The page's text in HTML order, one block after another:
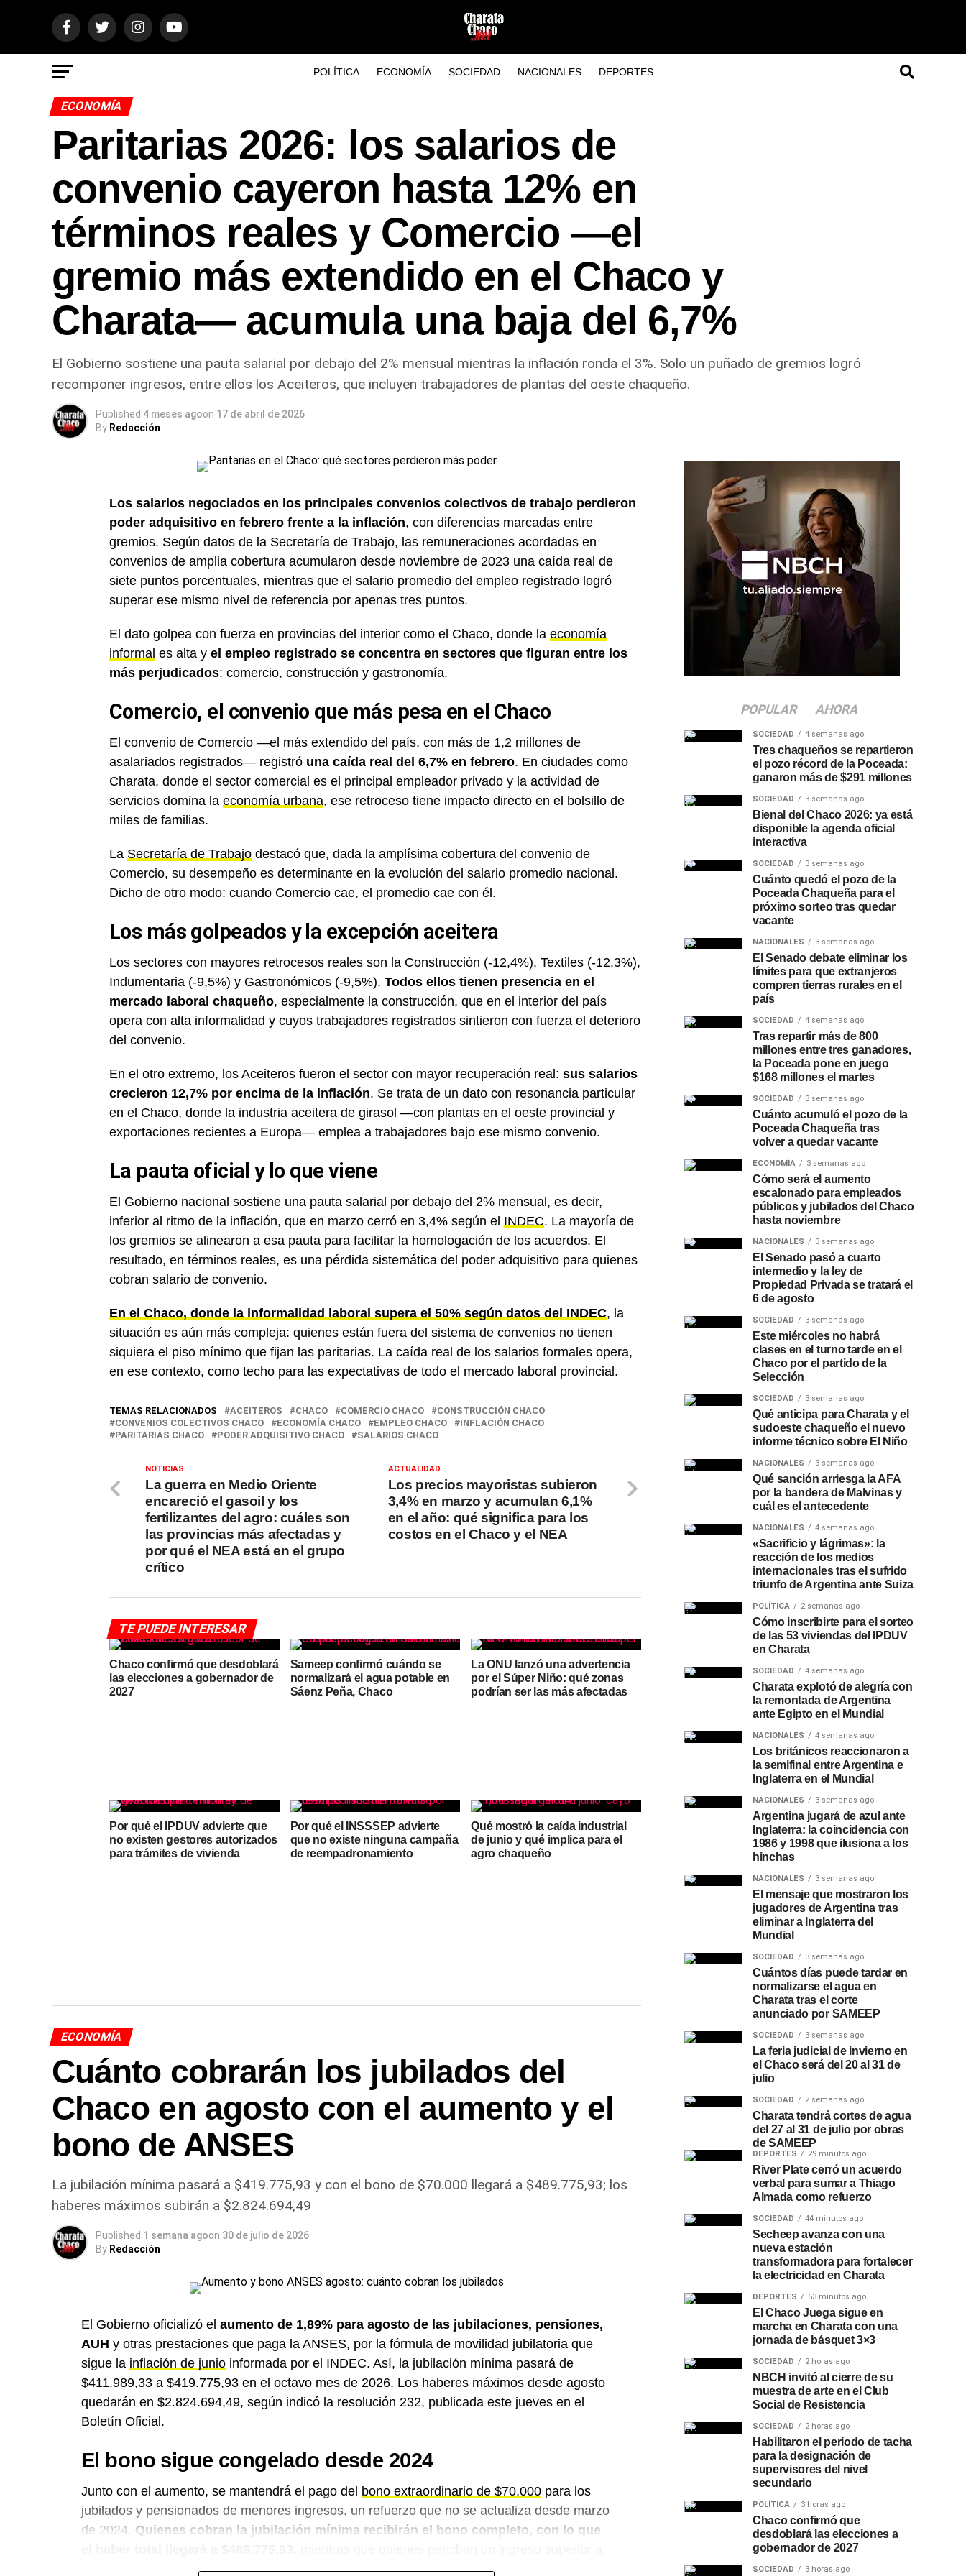
POLÍTICA ECONOMÍA SOCIEDAD NACIONALES DEPORTES
ECONOMÍA
Paritarias 2026: los salarios de
convenio cayeron hasta 12% en
términos reales y Comercio —el
gremio más extendido en el Chaco y
Charata— acumula una baja del 6,7%
El Gobierno sostiene una pauta salarial por debajo del 2% mensual mientras la inflación ronda el 3%. Solo un puñado de gremios logró
recomponer ingresos, entre ellos los Aceiteros, que incluyen trabajadores de plantas del oeste chaqueño.
Published 4 meses agoon 17 de abril de 2026
By Redacción
Los salarios negociados en los principales convenios colectivos de trabajo perdieron
poder adquisitivo en febrero frente a la inflación, con diferencias marcadas entre
gremios. Según datos de la Secretaría de Trabajo, las remuneraciones acordadas en
convenios de amplia cobertura acumularon desde noviembre de 2023 una caída real de
siete puntos porcentuales, mientras que el salario promedio del empleo registrado logró
superar ese mismo nivel de referencia por apenas tres puntos.
El dato golpea con fuerza en provincias del interior como el Chaco, donde la economía
informal es alta y el empleo registrado se concentra en sectores que figuran entre los
más perjudicados: comercio, construcción y gastronomía.
Comercio, el convenio que más pesa en el Chaco
El convenio de Comercio —el más extendido del país, con más de 1,2 millones de
asalariados registrados— registró una caída real del 6,7% en febrero. En ciudades como
Charata, donde el sector comercial es el principal empleador privado y la actividad de
servicios domina la economía urbana, ese retroceso tiene impacto directo en el bolsillo de
miles de familias.
La Secretaría de Trabajo destacó que, dada la amplísima cobertura del convenio de
Comercio, su desempeño es determinante en la evolución del salario promedio nacional.
Dicho de otro modo: cuando Comercio cae, el promedio cae con él.
Los más golpeados y la excepción aceitera
Los sectores con mayores retrocesos reales son la Construcción (-12,4%), Textiles (-12,3%),
Indumentaria (-9,5%) y Gastronómicos (-9,5%). Todos ellos tienen presencia en el
mercado laboral chaqueño, especialmente la construcción, que en el interior del país
opera con alta informalidad y cuyos trabajadores registrados sintieron con fuerza el deterioro
del convenio.
En el otro extremo, los Aceiteros fueron el sector con mayor recuperación real: sus salarios
crecieron 12,7% por encima de la inflación. Se trata de un dato con resonancia particular
en el Chaco, donde la industria aceitera de girasol —con plantas en el oeste provincial y
exportaciones recientes a Europa— emplea a trabajadores bajo ese mismo convenio.
La pauta oficial y lo que viene
El Gobierno nacional sostiene una pauta salarial por debajo del 2% mensual, es decir,
inferior al ritmo de la inflación, que en marzo cerró en 3,4% según el INDEC. La mayoría de
los gremios se alinearon a esa pauta para facilitar la homologación de los acuerdos. El
resultado, en términos reales, es una pérdida sistemática del poder adquisitivo para quienes
cobran salario de convenio.
En el Chaco, donde la informalidad laboral supera el 50% según datos del INDEC, la
situación es aún más compleja: quienes están fuera del sistema de convenios no tienen
siquiera el piso mínimo que fijan las paritarias. La caída real de los salarios formales opera,
en ese contexto, como techo para las expectativas de todo el mercado laboral provincial.
TEMAS RELACIONADOS ACEITEROS CHACO COMERCIO CHACO
CONSTRUCCIÓN CHACO
CONVENIOS COLECTIVOS CHACO
ECONOMÍA CHACO EMPLEO CHACO
INFLACIÓN CHACO
PARITARIAS CHACO
PODER ADQUISITIVO CHACO SALARIOS CHACO
ACTUALIDAD
Los precios mayoristas subieron
3,4% en marzo y acumulan 6,1%
en el año: qué significa para los
costos en el Chaco y el NEA
NOTICIAS
La guerra en Medio Oriente
encareció el gasoil y los
fertilizantes del agro: cuáles son
las provincias más afectadas y
por qué el NEA está en el grupo
crítico
TE PUEDE INTERESAR
Chaco confirmó que desdoblará
las elecciones a gobernador de
2027
Sameep confirmó cuándo se
normalizará el agua potable en
Sáenz Peña, Chaco
La ONU lanzó una advertencia
por el Súper Niño: qué zonas
podrían ser las más afectadas
Por qué el IPDUV advierte que
no existen gestores autorizados
para trámites de vivienda
Por qué el INSSSEP advierte
que no existe ninguna campaña
de reempadronamiento
Qué mostró la caída industrial
de junio y qué implica para el
agro chaqueño
ECONOMÍA
Cuánto cobrarán los jubilados del
Chaco en agosto con el aumento y el
bono de ANSES
La jubilación mínima pasará a $419.775,93 y con el bono de $70.000 llegará a $489.775,93; los
haberes máximos subirán a $2.824.694,49
Published 1 semana agoon 30 de julio de 2026
By Redacción
El Gobierno oficializó el aumento de 1,89% para agosto de las jubilaciones, pensiones,
AUH y otras prestaciones que paga la ANSES, por la fórmula de movilidad jubilatoria que
sigue la inflación de junio informada por el INDEC. Así, la jubilación mínima pasará de
$411.989,33 a $419.775,93 en el octavo mes de 2026. Los haberes máximos desde agosto
quedarán en $2.824.694,49, según indicó la resolución 232, publicada este jueves en el
Boletín Oficial.
El bono sigue congelado desde 2024
Junto con el aumento, se mantendrá el pago del bono extraordinario de $70.000 para los
jubilados y pensionados de menores ingresos, un refuerzo que no se actualiza desde marzo
de 2024. Quienes cobran la jubilación mínima recibirán el bono completo, con lo que
la mínima pero inferior a ese tope accederán a un bono proporcional hasta alcanzar ese
POPULAR AHORA
SOCIEDAD 4 semanas ago
Tres chaqueños se repartieron
el pozo récord de la Poceada:
ganaron más de $291 millones
SOCIEDAD 3 semanas ago
Bienal del Chaco 2026: ya está
disponible la agenda oficial
interactiva
SOCIEDAD 3 semanas ago
Cuánto quedó el pozo de la
Poceada Chaqueña para el
próximo sorteo tras quedar
vacante
NACIONALES 3 semanas ago
El Senado debate eliminar los
límites para que extranjeros
compren tierras rurales en el
país
SOCIEDAD 4 semanas ago
Tras repartir más de 800
millones entre tres ganadores,
la Poceada pone en juego
$168 millones el martes
SOCIEDAD 3 semanas ago
Cuánto acumuló el pozo de la
Poceada Chaqueña tras
volver a quedar vacante
ECONOMÍA 3 semanas ago
Cómo será el aumento
escalonado para empleados
públicos y jubilados del Chaco
hasta noviembre
NACIONALES 3 semanas ago
El Senado pasó a cuarto
intermedio y la ley de
Propiedad Privada se tratará el
6 de agosto
SOCIEDAD 3 semanas ago
Este miércoles no habrá
clases en el turno tarde en el
Chaco por el partido de la
Selección
SOCIEDAD 3 semanas ago
Qué anticipa para Charata y el
sudoeste chaqueño el nuevo
informe técnico sobre El Niño
NACIONALES 3 semanas ago
Qué sanción arriesga la AFA
por la bandera de Malvinas y
cuál es el antecedente
NACIONALES 4 semanas ago
«Sacrificio y lágrimas»: la
reacción de los medios
internacionales tras el sufrido
triunfo de Argentina ante Suiza
POLÍTICA 2 semanas ago
Cómo inscribirte para el sorteo
de las 53 viviendas del IPDUV
en Charata
SOCIEDAD 4 semanas ago
Charata explotó de alegría con
la remontada de Argentina
ante Egipto en el Mundial
NACIONALES 4 semanas ago
Los británicos reaccionaron a
la semifinal entre Argentina e
Inglaterra en el Mundial
NACIONALES 3 semanas ago
Argentina jugará de azul ante
Inglaterra: la coincidencia con
1986 y 1998 que ilusiona a los
hinchas
NACIONALES 3 semanas ago
El mensaje que mostraron los
jugadores de Argentina tras
eliminar a Inglaterra del
Mundial
SOCIEDAD 3 semanas ago
Cuántos días puede tardar en
normalizarse el agua en
Charata tras el corte
anunciado por SAMEEP
SOCIEDAD 3 semanas ago
La feria judicial de invierno en
el Chaco será del 20 al 31 de
julio
SOCIEDAD 2 semanas ago
Charata tendrá cortes de agua
del 27 al 31 de julio por obras
de SAMEEP
DEPORTES 29 minutos ago
River Plate cerró un acuerdo
verbal para sumar a Thiago
Almada como refuerzo
SOCIEDAD 44 minutos ago
Secheep avanza con una
nueva estación
transformadora para fortalecer
la electricidad en Charata
DEPORTES 53 minutos ago
El Chaco Juega sigue en
marcha en Charata con una
jornada de básquet 3×3
SOCIEDAD 2 horas ago
NBCH invitó al cierre de su
muestra de arte en el Club
Social de Resistencia
SOCIEDAD 2 horas ago
Habilitaron el período de tacha
para la designación de
supervisores del nivel
secundario
POLÍTICA 3 horas ago
Chaco confirmó que
desdoblará las elecciones a
gobernador de 2027
SOCIEDAD 3 horas ago